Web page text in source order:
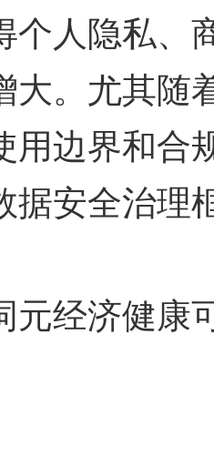
个人隐私、
大。尤其随
用边界和合
据安全治理
经济健康